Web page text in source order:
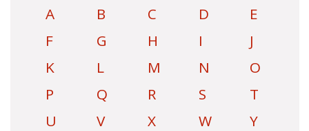
A B C D
E
F
G H I
J
K
L M N
O
P
Q R S
T
U
V X W
Y